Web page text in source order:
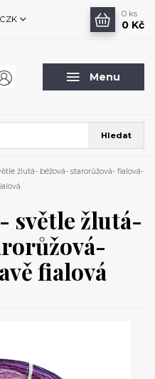
Menu
CZK
Hledat
0 ks
0 Kč
žlutá- béžová- starorůžová- fialová-
světle žlutá-
fialová